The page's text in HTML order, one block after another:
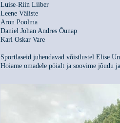
Luise-Riin Liiber
Leene Väliste
Aron Poolma
Daniel Johan Andres Õunap
Karl Oskar Vare
Sportlaseid juhendavad võistlustel Elise
Hoiame omadele pöialt ja soovime jõudu